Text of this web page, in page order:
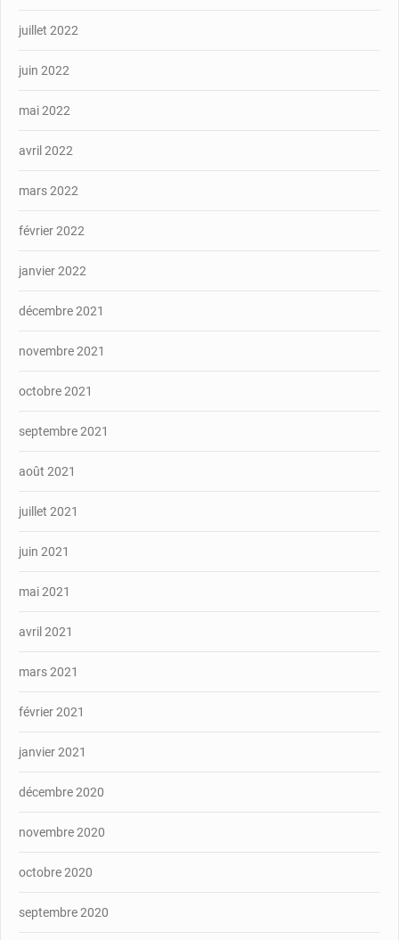
juillet 2022
juin 2022
mai 2022
avril 2022
mars 2022
février 2022
janvier 2022
décembre 2021
novembre 2021
octobre 2021
septembre 2021
août 2021
juillet 2021
juin 2021
mai 2021
avril 2021
mars 2021
février 2021
janvier 2021
décembre 2020
novembre 2020
octobre 2020
septembre 2020